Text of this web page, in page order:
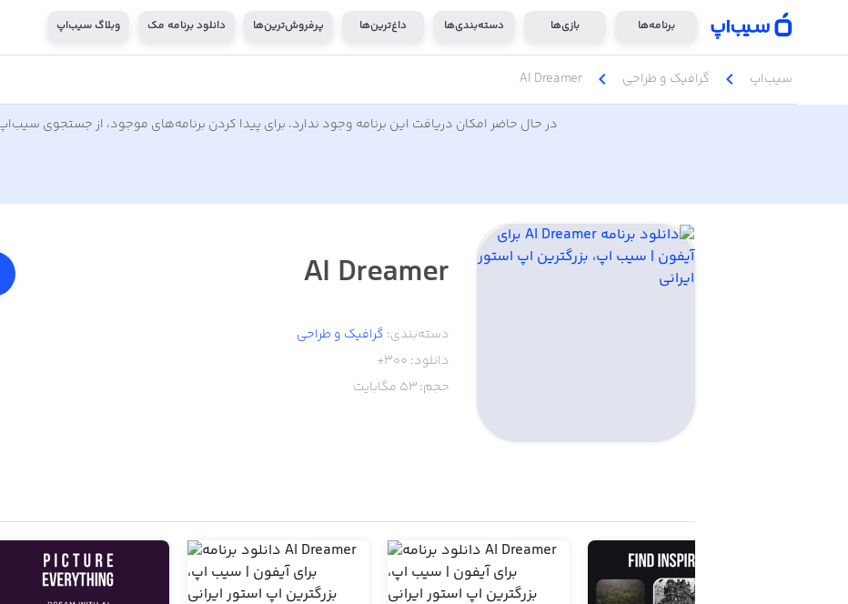
برنامه‌ها بازی‌ها دسته‌بندی‌ها داغ‌ترین‌ها پرفروش‌ترین‌ها دانلود برنامه مک وبلاگ سیب‌اپ
سیب‌اپ chevron_left گرافیک و طراحی chevron_left
AI Dreamer
در حال حاضر امکان دریافت این برنامه وجود ندارد. برای پیدا کردن برنامه‌های موجود، از جستجوی
AI Dreamer
دسته‌بندی: گرافیک و طراحی
دانلود: 300+
حجم:53 مگابایت